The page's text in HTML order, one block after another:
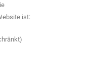
ist: